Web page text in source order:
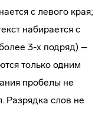
с левого края;
набирается с
3-х подряд) –
только одним
пробелы не
Разрядка слов не